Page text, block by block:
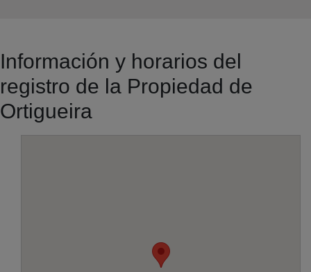
Información y horarios del
registro de la Propiedad de
Ortigueira